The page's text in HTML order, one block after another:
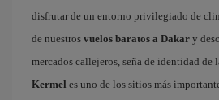
disfrutar de un entorno privilegiado de
de nuestros vuelos baratos a Dakar y
mercados callejeros, seña de identidad de
Kermel es uno de los sitios más